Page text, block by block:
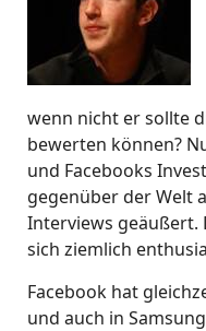
wenn nicht er sollte
bewerten können?
und Facebooks
gegenüber der Welt
Interviews geäußert.
sich ziemlich
Facebook hat
und auch in